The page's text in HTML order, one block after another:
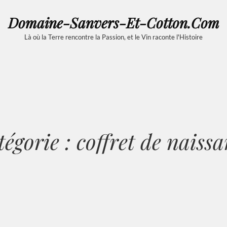
Domaine-Sanvers-Et-Cotton.com
Là où la Terre rencontre la Passion, et le Vin raconte l'Histoire
: coffret de